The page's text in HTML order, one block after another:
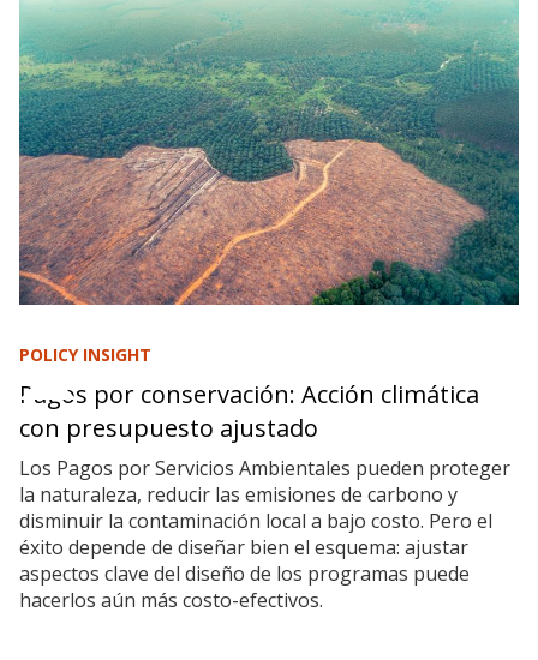
POLICY INSIGHT
Pagos por conservación: Acción climática
con presupuesto ajustado
Los Pagos por Servicios Ambientales pueden proteger
la naturaleza, reducir las emisiones de carbono y
disminuir la contaminación local a bajo costo. Pero el
éxito depende de diseñar bien el esquema: ajustar
aspectos clave del diseño de los programas puede
hacerlos aún más costo-efectivos.